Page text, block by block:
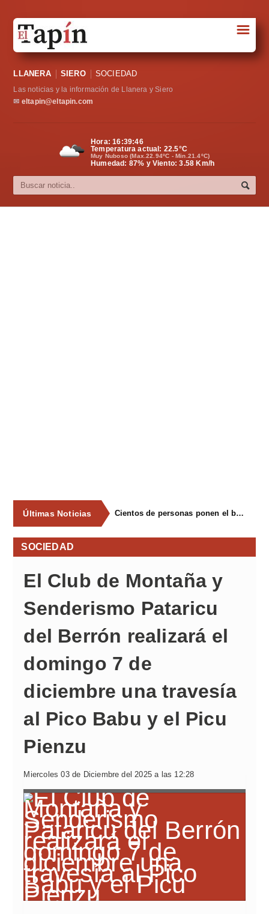
Sociedad
Política
Cultura
☰
LLANERA SIERO SOCIEDAD
Las noticias y la información de Llanera y Siero
✉ eltapin@eltapin.com
Hora:16:39:47
Temperatura actual: 22.5°C
Muy Nuboso (Max.22.94ºC - Min.21.4ºC)
Humedad: 87% y Viento: 3.58 Km/h
Últimas Noticias Cientos de personas ponen el broche final a las fiestas de La Salud de Lieres con la tradicional merienda
SOCIEDAD
El Club de Montaña y
Senderismo Pataricu
del Berrón realizará el
domingo 7 de
diciembre una travesía
al Pico Babu y el Picu
Pienzu
Miercoles 03 de Diciembre del 2025 a las 12:28